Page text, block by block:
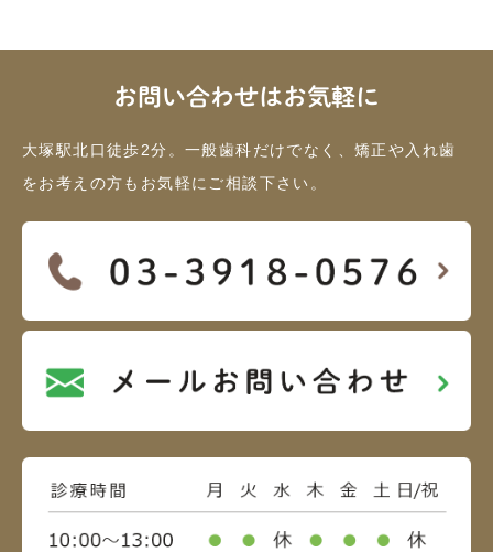
お問い合わせはお気軽に
大塚駅北口徒歩2分。一般歯科だけでなく、矯正や入れ歯
をお考えの方もお気軽にご相談下さい。